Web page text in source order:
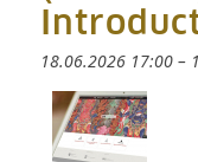
18.06.2026 17:00–